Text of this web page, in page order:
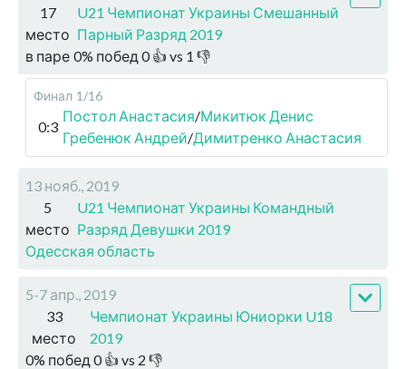
17
место
U21 Чемпионат Украины Смешанный
Парный Разряд 2019
в паре 0% побед 0👍 vs 1 👎
Финал 1/16
0:3
Постол Анастасия/Микитюк Денис
Гребенюк Андрей/Димитренко Анастасия
13 нояб., 2019
5
место
U21 Чемпионат Украины Командный
Разряд Девушки 2019
Одесская область
5-7 апр., 2019
33
место
Чемпионат Украины Юниорки U18
2019
0% побед 0👍 vs 2 👎